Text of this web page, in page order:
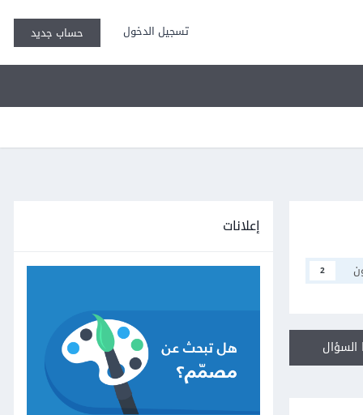
تسجيل الدخول حساب جديد
2
إعلانات